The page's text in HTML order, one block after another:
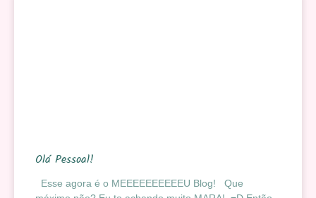
Olá Pessoal!
Esse agora é o MEEEEEEEEEEU Blog! Que